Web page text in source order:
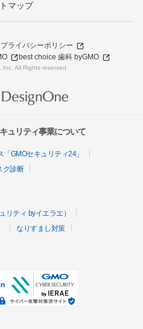
マップ
プライバシーポリシー
best choice 歯科 byGMO
All Rights reserved.
ュリティ事業について
GMOセキュリティ24」
ク診断
リティ byイエラエ）
なりすまし対策